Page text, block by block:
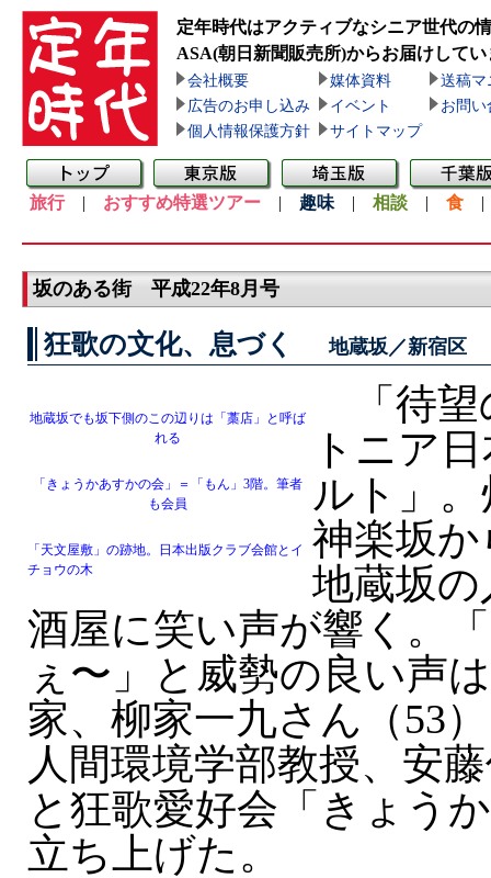
定年時代はアクティブなシニア世代の
ASA(朝日新聞販売所)からお届けしてい
会社概要 媒体資料
送稿マ
広告のお申し込み
イベント
お問い
個人情報保護方針
サイトマップ
旅行| おすすめ特選ツアー | 趣味 | 相談 | 食
坂のある街 平成22年8月号
狂歌の文化、息づく 地蔵坂／新宿区
地蔵坂でも坂下側のこの辺りは「藁店」と呼ば
れる
「きょうかあすかの会」＝「もん」3階。筆者
も会員
「天文屋敷」の跡地。日本出版クラブ会館とイ
チョウの木
「待望
トニア
ルト」
神楽坂
地蔵坂
酒屋に笑い声が響く。
ぇ〜」と威勢の良い声
家、柳家一九さん（53
人間環境学部教授、安
と狂歌愛好会「きょう
立ち上げた。